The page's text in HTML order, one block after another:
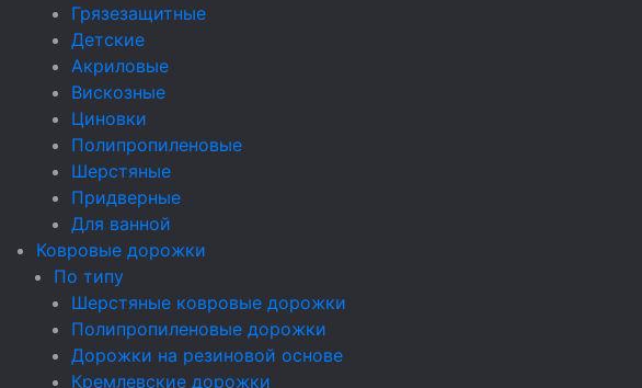
Грязезащитные
Детские
Акриловые
Вискозные
Циновки
Полипропиленовые
Шерстяные
Придверные
Для ванной
Ковровые дорожки
По типу
Шерстяные ковровые дорожки
Полипропиленовые дорожки
Дорожки на резиновой основе
Кремлевские дорожки